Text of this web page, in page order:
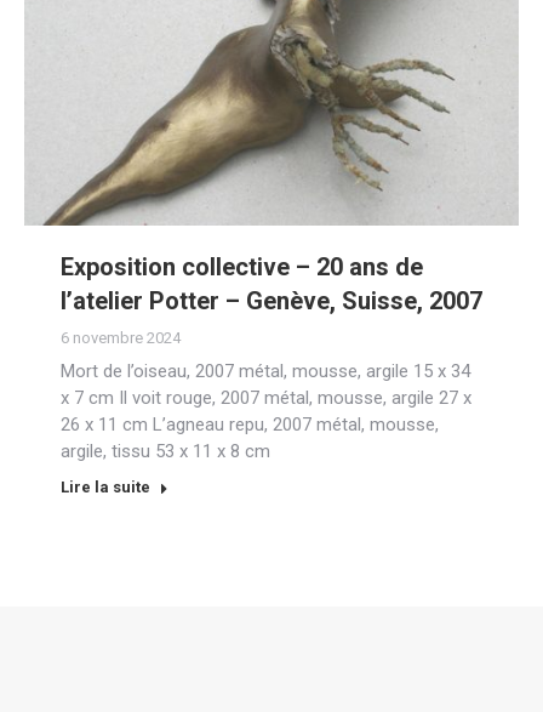
Exposition collective – 20 ans de
l’atelier Potter – Genève, Suisse, 2007
6 novembre 2024
Mort de l’oiseau, 2007 métal, mousse, argile 15 x 34
x 7 cm Il voit rouge, 2007 métal, mousse, argile 27 x
26 x 11 cm L’agneau repu, 2007 métal, mousse,
argile, tissu 53 x 11 x 8 cm
Lire la suite